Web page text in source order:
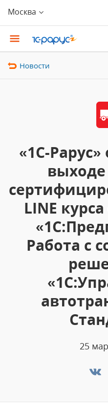
Москва
Новости
«1С-
выходе
LINE
Работа с
25